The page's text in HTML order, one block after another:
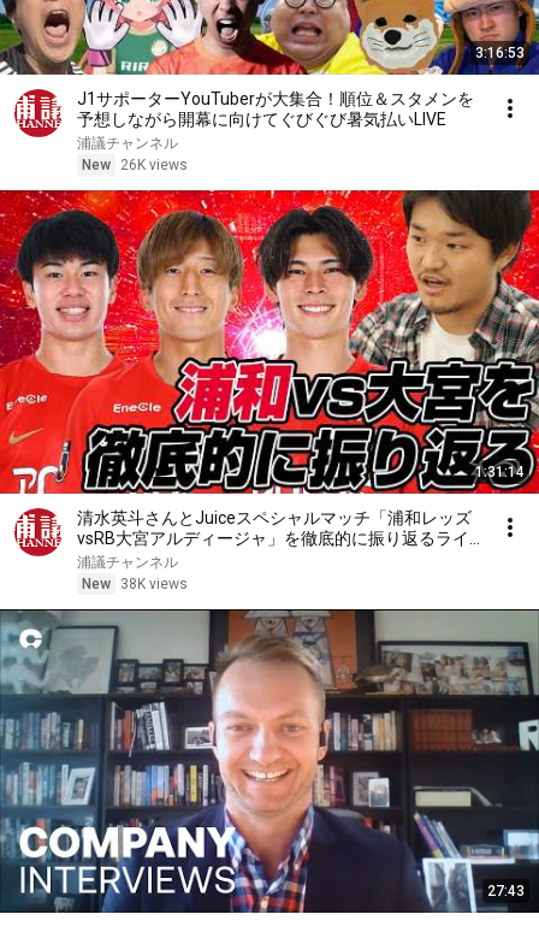
3:16:53
J1サポーターYouTuberが大集合！順位＆スタメンを
予想しながら開幕に向けてぐびぐび暑気払いLIVE
浦議チャンネル
New
26K views
1:31:14
清水英斗さんとJuiceスペシャルマッチ「浦和レッズ
vsRB大宮アルディージャ」を徹底的に振り返るライ
ブ配信
浦議チャンネル
New
38K views
27:43